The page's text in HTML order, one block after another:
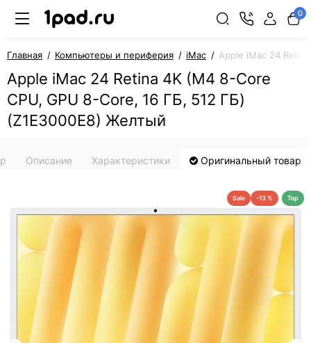
0
Главная Компьютеры и периферия iMac Apple iMac 24
Apple iMac 24 Retina 4K (M4 8-Core
CPU, GPU 8-Core, 16 ГБ, 512 ГБ)
(Z1E3000E8) Желтый
Описание Характеристики Оригинальный товар
Sale -13 % Top